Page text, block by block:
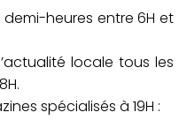
demi-heures entre 6H et
locale tous les
spécialisés à 19H :